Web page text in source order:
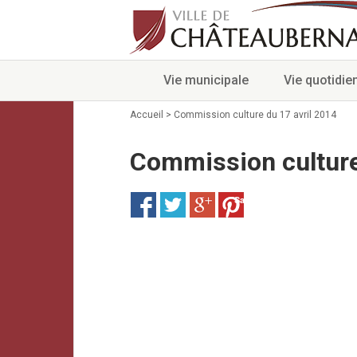
Vie municipale Vie
Accueil > Commission culture du 17 avril 2014
Commission
Save